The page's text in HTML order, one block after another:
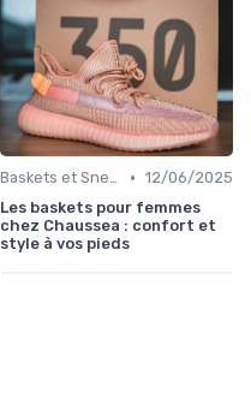
Baskets et Sneakers • 12/06/2025
Les baskets pour femmes
chez Chaussea : confort et
style à vos pieds